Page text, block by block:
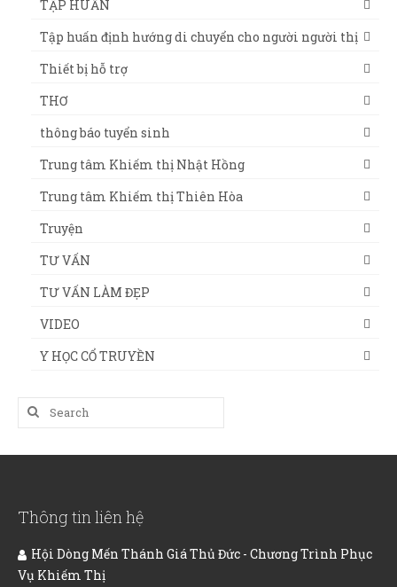
TẬP HUẤN
Tập huấn định hướng di chuyển cho người người thị
Thiết bị hỗ trợ
THƠ
thông báo tuyển sinh
Trung tâm Khiếm thị Nhật Hồng
Trung tâm Khiếm thị Thiên Hòa
Truyện
TƯ VẤN
TƯ VẤN LÀM ĐẸP
VIDEO
Y HỌC CỔ TRUYỀN
Search
for:
Thông tin liên hệ
Hội Dòng Mến Thánh Giá Thủ Đức - Chương Trình Phục
Vụ Khiếm Thị